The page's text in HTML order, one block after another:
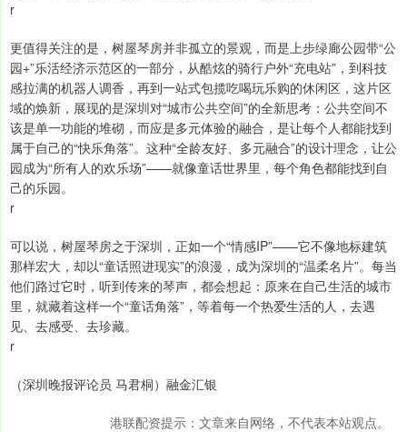
r
更值得关注的是，树屋琴房并非孤立的景观，而是上步绿廊公园带“公
园+”乐活经济示范区的一部分，从酷炫的骑行户外“充电站”，到科技
感拉满的机器人调香，再到一站式包揽吃喝玩乐购的休闲区，这片区
域的焕新，展现的是深圳对“城市公共空间”的全新思考：公共空间不
该是单一功能的堆砌，而应是多元体验的融合，是让每个人都能找到
属于自己的“快乐角落”。这种“全龄友好、多元融合”的设计理念，让公
园成为“所有人的欢乐场”——就像童话世界里，每个角色都能找到自
己的乐园。
r
可以说，树屋琴房之于深圳，正如一个“情感IP”——它不像地标建筑
那样宏大，却以“童话照进现实”的浪漫，成为深圳的“温柔名片”。每当
他们路过它时，听到传来的琴声，都会想起：原来在自己生活的城市
里，就藏着这样一个“童话角落”，等着每一个热爱生活的人，去遇
见、去感受、去珍藏。
r
（深圳晚报评论员 马君桐）融金汇银
港联配资提示：文章来自网络，不代表本站观点。